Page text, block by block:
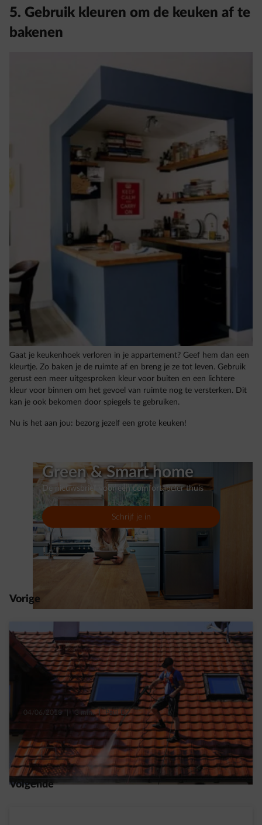
5. Gebruik kleuren om de keuken af te
bakenen
Gaat je keukenhoek verloren in je appartement? Geef hem dan een
kleurtje. Zo baken je de ruimte af en breng je ze tot leven. Gebruik
gerust een meer uitgesproken kleur voor buiten en een lichtere
kleur voor binnen om het gevoel van ruimte nog te versterken. Dit
kan je ook bekomen door spiegels te gebruiken.
Nu is het aan jou: bezorg jezelf een grote keuken!
Green & Smart home
De nieuwsbrief voor een comfortabeler thuis
Schrijf je in
Vorige
04/06/2018 3 min. | Paul D.
5 onderdelen van je dak om te controleren
Read more
Volgende